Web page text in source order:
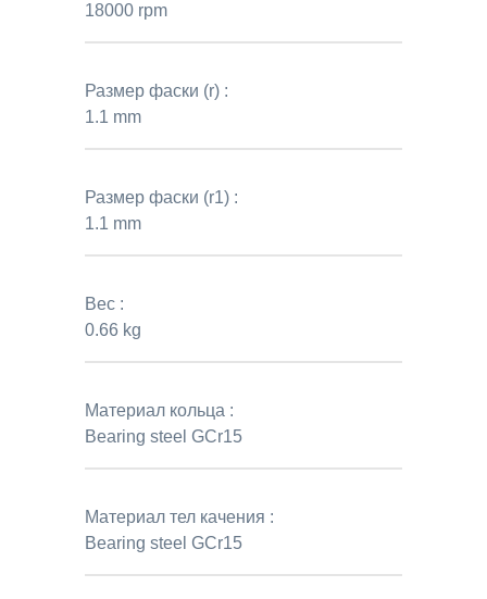
18000 rpm
Размер фаски (r) :
1.1 mm
Размер фаски (r1) :
1.1 mm
Вес :
0.66 kg
Материал кольца :
Bearing steel GCr15
Материал тел качения :
Bearing steel GCr15